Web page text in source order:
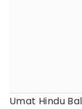
Umat Hindu